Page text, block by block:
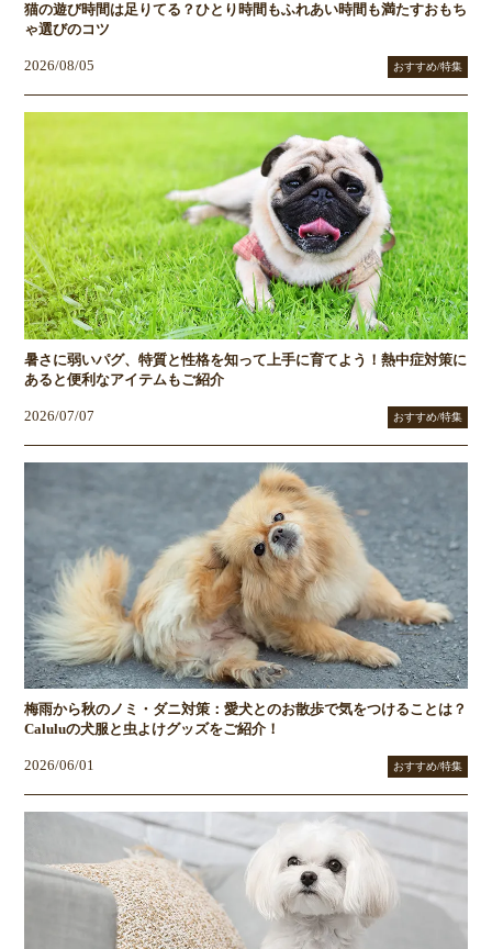
猫の遊び時間は足りてる？ひとり時間もふれあい時間も満たすおもち
ゃ選びのコツ
2026/08/05 おすすめ/特集
暑さに弱いパグ、特質と性格を知って上手に育てよう！熱中症対策に
あると便利なアイテムもご紹介
2026/07/07 おすすめ/特集
梅雨から秋のノミ・ダニ対策：愛犬とのお散歩で気をつけることは？
Caluluの犬服と虫よけグッズをご紹介！
2026/06/01 おすすめ/特集